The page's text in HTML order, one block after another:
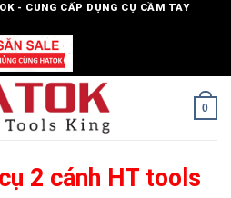
- CUNG CẤP DỤNG CỤ CẦM TAY
0
2 cánh HT tools